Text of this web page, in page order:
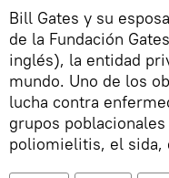
Bill Gates y su
de la Fundación
inglés), la entidad
mundo. Uno de los
lucha contra
grupos
poliomielitis, el sida,